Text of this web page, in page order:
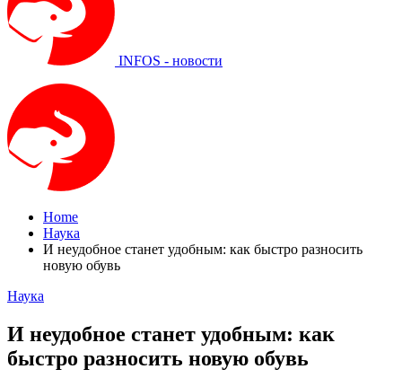
INFOS - новости
Home
Наука
И неудобное станет удобным: как быстро разносить
новую обувь
Наука
И неудобное станет удобным: как
быстро разносить новую обувь